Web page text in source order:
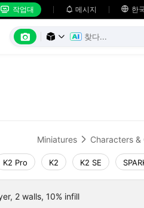
 작업대  메시지  한
  
Miniatures  Characters &
K2 Pro K2 K2 SE
2 walls, 10% infill